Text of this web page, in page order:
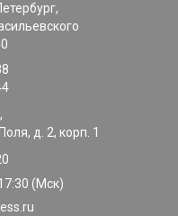
д. 2, корп. 1
(Мск)